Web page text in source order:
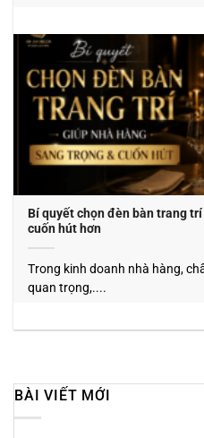
Bí quyết chọn đèn bàn trang
cuốn hút hơn
Trong kinh doanh nhà hàng,
quan trọng,....
BÀI VIẾT MỚI